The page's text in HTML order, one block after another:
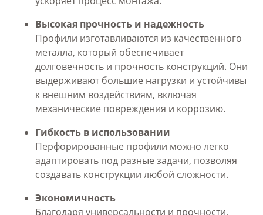
Высокая прочность и надежность
Профили изготавливаются из качественного
металла, который обеспечивает
долговечность и прочность конструкций. Они
выдерживают большие нагрузки и устойчивы
к внешним воздействиям, включая
механические повреждения и коррозию.
Гибкость в использовании
Перфорированные профили можно легко
адаптировать под разные задачи, позволяя
создавать конструкции любой сложности.
Экономичность
Благодаря универсальности и прочности,